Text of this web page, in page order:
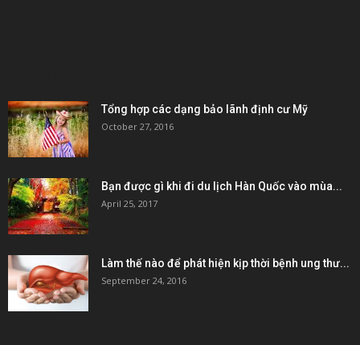
Tổng hợp các dạng bảo lãnh định cư Mỹ
October 27, 2016
Bạn được gì khi đi du lịch Hàn Quốc vào mùa...
April 25, 2017
Làm thế nào để phát hiện kịp thời bệnh ung thư...
September 24, 2016